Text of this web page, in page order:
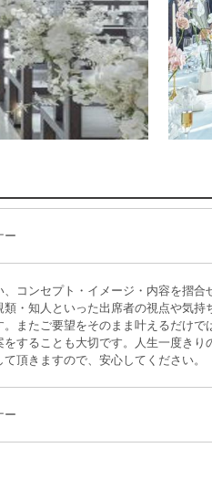
ー
、コンセプト・イメージ・内容を摺
・知人といった出席者の視点や気
。またご要望をそのまま叶えるだけ
することも大切です。人生一度きり
頂きますので、安心してください。
ー